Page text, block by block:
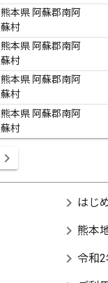
熊本県 阿蘇郡南阿
蘇村
熊本県 阿蘇郡南阿
蘇村
熊本県 阿蘇郡南阿
蘇村
熊本県 阿蘇郡南阿
蘇村
chevron_right はじ
chevron_right 熊本
chevron_right 令和